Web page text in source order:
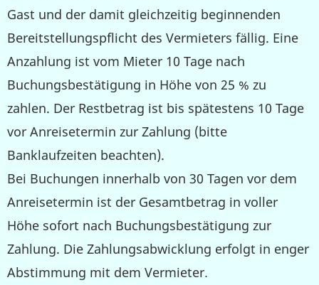
Gast und der damit gleichzeitig beginnenden
Bereitstellungspflicht des Vermieters fällig. Eine
Anzahlung ist vom Mieter 10 Tage nach
Buchungsbestätigung in Höhe von 25 % zu
zahlen. Der Restbetrag ist bis spätestens 10 Tage
vor Anreisetermin zur Zahlung (bitte
Banklaufzeiten beachten).
Bei Buchungen innerhalb von 30 Tagen vor dem
Anreisetermin ist der Gesamtbetrag in voller
Höhe sofort nach Buchungsbestätigung zur
Zahlung. Die Zahlungsabwicklung erfolgt in enger
Abstimmung mit dem Vermieter.